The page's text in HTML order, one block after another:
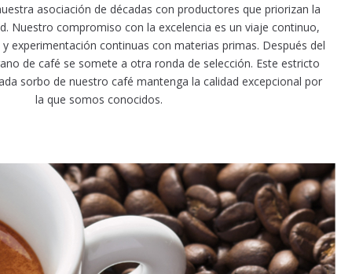
asociación de décadas con productores que priorizan la
Nuestro compromiso con la excelencia es un viaje continuo,
experimentación continuas con materias primas. Después del
de café se somete a otra ronda de selección. Este estricto
sorbo de nuestro café mantenga la calidad excepcional por
la que somos conocidos.